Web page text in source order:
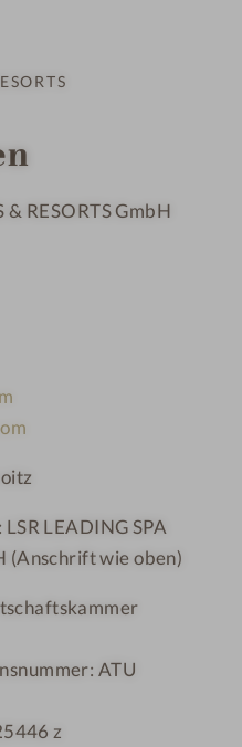
& RESORTS GmbH
LEADING SPA
(Anschrift wie oben)
ATU
z